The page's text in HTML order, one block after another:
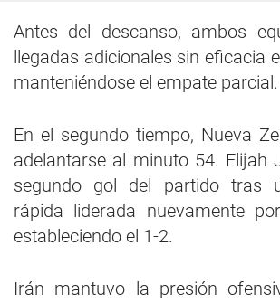
Antes del descanso, ambos
llegadas adicionales sin eficacia
manteniéndose el empate parcial.
En el segundo tiempo, Nueva
adelantarse al minuto 54. Elijah
segundo gol del partido tras
rápida liderada nuevamente
estableciendo el 1-2.
Irán mantuvo la presión